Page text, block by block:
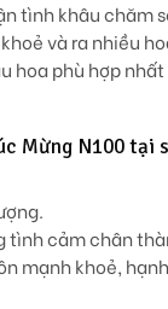
tình khâu chăm
và ra nhiều
hoa phù hợp
Mừng N100 tại
tình cảm chân
mạnh khoẻ,